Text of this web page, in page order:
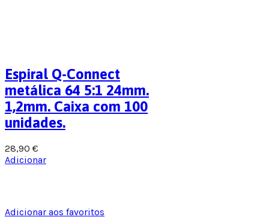
Adicionar aos favoritos
Espiral Q-Connect
metálica 64 5:1 24mm.
1,2mm. Caixa com 100
unidades.
28,90 €
Adicionar